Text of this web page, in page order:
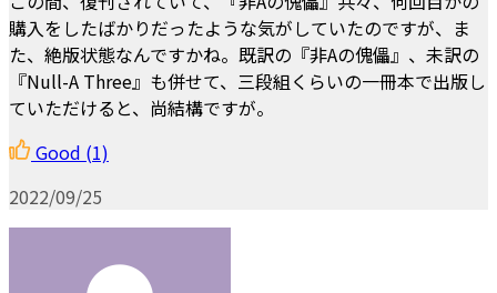
購入をしたばかりだったような気がしていたのですが、ま
た、絶版状態なんですかね。既訳の『非Aの傀儡』、未訳の
『Null-A Three』も併せて、三段組くらいの一冊本で出版し
ていただけると、尚結構ですが。
Good (1)
2022/09/25